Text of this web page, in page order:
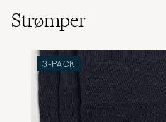
Strømper
3-PACK